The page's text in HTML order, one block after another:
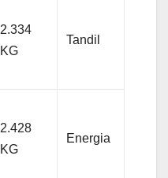
2.334
KG
Tandil
2.428
KG
Energia